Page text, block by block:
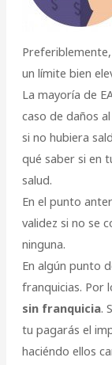
un límite bien
La mayoría de
caso de daños
si no hubiera
qué saber si en
salud.
En el punto
validez si no se
ninguna.
En algún punto
franquicias. Por
sin franquicia.
tu pagarás el
haciéndo ellos